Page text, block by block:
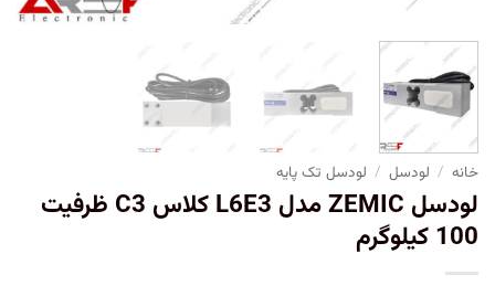
خانه / لودسل / لودسل تک پایه
لودسل ZEMIC مدل L6E3 کلاس C3 ظرفیت
100 کیلوگرم